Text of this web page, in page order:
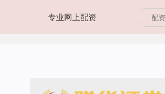
专业网上配资